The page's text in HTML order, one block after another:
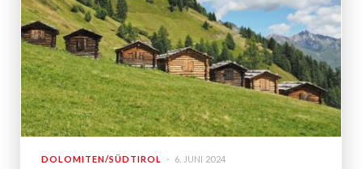
DOLOMITEN/SÜDTIROL 6. JUNI 2024